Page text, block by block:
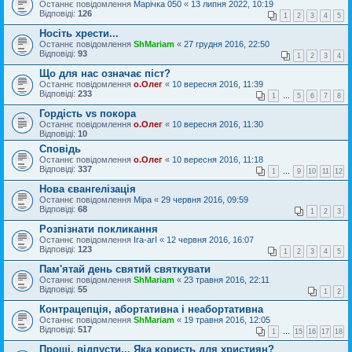
Останнє повідомлення Марічка 050 « 13 липня 2022, 10:19
Відповіді: 126 1 2 3 4 5
Носіть хрести...
Останнє повідомлення ShMariam « 27 грудня 2016, 22:50
Відповіді: 93 1 2 3 4
Що для нас означає піст?
Останнє повідомлення о.Олег « 10 вересня 2016, 11:39
Відповіді: 233 1 5 6 7 8
Гордість vs покора
Останнє повідомлення о.Олег « 10 вересня 2016, 11:30
Відповіді: 10
Сповідь
Останнє повідомлення о.Олег « 10 вересня 2016, 11:18
Відповіді: 337 1 9 10 11 12
Нова євангелізація
Останнє повідомлення Міра « 29 червня 2016, 09:59
Відповіді: 68 1 2 3
Рoзпізнати покликання
Останнє повідомлення Ira-arI « 12 червня 2016, 16:07
Відповіді: 123 1 2 3 4 5
Пам'ятай день святий святкувати
Останнє повідомлення ShMariam « 23 травня 2016, 22:11
Відповіді: 55 1 2
Контрацепція, абортативна і неабортативна
Останнє повідомлення ShMariam « 19 травня 2016, 12:05
Відповіді: 517 1 15 16 17 18
Прощі, відпусти... Яка користь для християн?